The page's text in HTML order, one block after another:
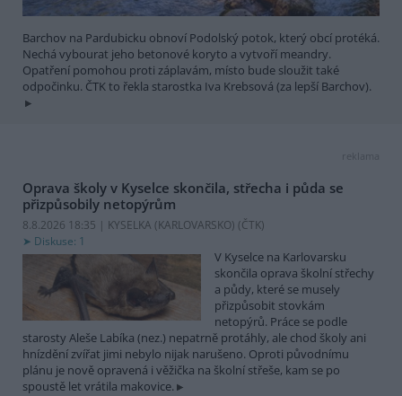
Barchov na Pardubicku obnoví Podolský potok, který obcí protéká.
Nechá vybourat jeho betonové koryto a vytvoří meandry.
Opatření pomohou proti záplavám, místo bude sloužit také
odpočinku. ČTK to řekla starostka Iva Krebsová (za lepší Barchov).
reklama
Oprava školy v Kyselce skončila, střecha i půda se
přizpůsobily netopýrům
8.8.2026 18:35 | KYSELKA (KARLOVARSKO) (ČTK)
Diskuse: 1
V Kyselce na Karlovarsku
skončila oprava školní střechy
a půdy, které se musely
přizpůsobit stovkám
netopýrů. Práce se podle
starosty Aleše Labíka (nez.) nepatrně protáhly, ale chod školy ani
hnízdění zvířat jimi nebylo nijak narušeno. Oproti původnímu
plánu je nově opravená i věžička na školní střeše, kam se po
spoustě let vrátila makovice.